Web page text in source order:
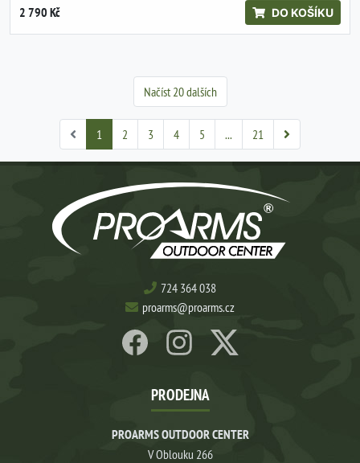
2 790 Kč DO KOŠÍKU
Načíst 20 dalších
1 2 3 4 5 ... 21
724 364 038
proarms@proarms.cz
PRODEJNA
PROARMS OUTDOOR CENTER
V Oblouku 266